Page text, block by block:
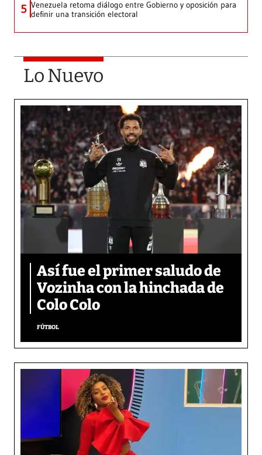
5 Venezuela retoma diálogo entre Gobierno y oposición para
definir una transición electoral
Lo Nuevo
Así fue el primer saludo de
Vozinha con la hinchada de
Colo Colo
FÚTBOL